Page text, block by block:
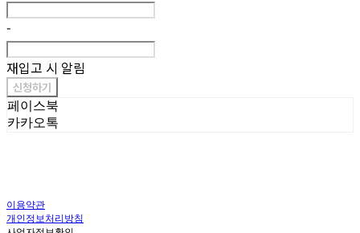
-
재입고 시 알림
신청하기
페이스북
카카오톡
이용약관
개인정보처리방침